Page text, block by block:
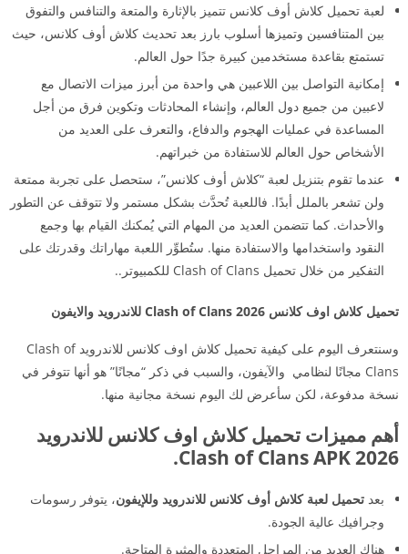
لعبة تحميل كلاش أوف كلانس تتميز بالإثارة والمتعة والتنافس والتفوق
بين المتنافسين وتميزها أسلوب بارز بعد تحديث كلاش أوف كلانس، حيث
تستمتع بقاعدة مستخدمين كبيرة جدًا حول العالم.
إمكانية التواصل بين اللاعبين هي واحدة من أبرز ميزات الاتصال مع
لاعبين من جميع دول العالم، وإنشاء المحادثات وتكوين فرق من أجل
المساعدة في عمليات الهجوم والدفاع، والتعرف على العديد من
الأشخاص حول العالم للاستفادة من خبراتهم.
عندما تقوم بتنزيل لعبة “كلاش أوف كلانس”، ستحصل على تجربة ممتعة
ولن تشعر بالملل أبدًا. فاللعبة تُحدَّث بشكل مستمر ولا تتوقف عن التطور
والأحداث. كما تتضمن العديد من المهام التي يُمكنك القيام بها وجمع
النقود واستخدامها والاستفادة منها. ستُطوِّر اللعبة مهاراتك وقدرتك على
التفكير من خلال تحميل Clash of Clans للكمبيوتر..
تحميل كلاش اوف كلانس 2026 Clash of Clans للاندرويد والايفون
وسنتعرف اليوم على كيفية تحميل كلاش اوف كلانس للاندرويد Clash of
Clans مجانًا لنظامي والآيفون، والسبب في ذكر “مجانًا” هو أنها تتوفر في
نسخة مدفوعة، لكن سأعرض لك اليوم نسخة مجانية منها.
أهم مميزات تحميل كلاش اوف كلانس للاندرويد
2026 Clash of Clans APK.
بعد تحميل لعبة كلاش أوف كلانس للاندرويد وللإيفون، يتوفر رسومات
وجرافيك عالية الجودة.
هناك العديد من المراحل المتعددة والمثيرة المتاحة.